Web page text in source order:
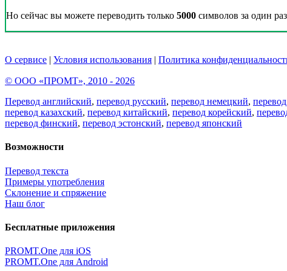
Но сейчас вы можете переводить только 5000 символов за один
О сервисе | Условия использования | Политика
© ООО «ПРОМТ», 2010 - 2026
Перевод английский, перевод русский, перевод немецкий,
перевод казахский, перевод китайский, перевод корейский,
перевод финский, перевод эстонский, перевод японский
Возможности
Перевод текста
Примеры употребления
Склонение и спряжение
Наш блог
Бесплатные приложения
PROMT.One для iOS
PROMT.One для Android